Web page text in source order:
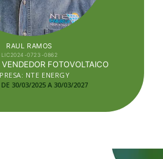
RAUL RAMOS
LIC2024-0723-0862
FOTOVOLTAICO
NTE ENERGY
DE 30/03/2025 A 30/03/2027